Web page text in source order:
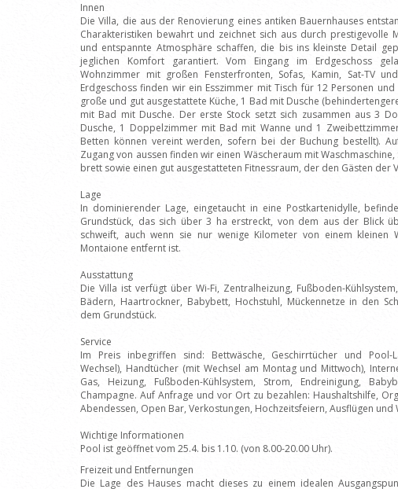
Innen
Die Villa, die aus der Renovierung eines antiken Bauernhauses
Charakteristiken bewahrt und zeichnet sich aus durch prestigevolle
und entspannte Atmosphäre schaffen, die bis ins kleinste Detail
jeglichen Komfort garantiert. Vom Eingang im Erdgeschoss
Wohnzimmer mit großen Fensterfronten, Sofas, Kamin, Sat-TV
Erdgeschoss finden wir ein Esszimmer mit Tisch für 12 Personen
große und gut ausgestattete Küche, 1 Bad mit Dusche
mit Bad mit Dusche. Der erste Stock setzt sich zusammen aus 3
Dusche, 1 Doppelzimmer mit Bad mit Wanne und 1
Betten können vereint werden, sofern bei der Buchung bestellt).
Zugang von aussen finden wir einen Wäscheraum mit
brett sowie einen gut ausgestatteten Fitnessraum, der den Gästen der
Lage
In dominierender Lage, eingetaucht in eine Postkartenidylle,
Grundstück, das sich über 3 ha erstreckt, von dem aus der Blick
schweift, auch wenn sie nur wenige Kilometer von einem kleinen
Montaione entfernt ist.
Ausstattung
Die Villa ist verfügt über Wi-Fi, Zentralheizung, Fußboden-
Bädern, Haartrockner, Babybett, Hochstuhl, Mückennetze in den
dem Grundstück.
Service
Im Preis inbegriffen sind: Bettwäsche, Geschirrtücher und Pool-
Wechsel), Handtücher (mit Wechsel am Montag und Mittwoch),
Gas, Heizung, Fußboden-Kühlsystem, Strom, Endreinigung,
Champagne. Auf Anfrage und vor Ort zu bezahlen: Haushaltshilfe,
Abendessen, Open Bar, Verkostungen, Hochzeitsfeiern, Ausflügen und
Wichtige Informationen
Pool ist geöffnet vom 25.4. bis 1.10. (von 8.00-20.00 Uhr).
Freizeit und Entfernungen
Die Lage des Hauses macht dieses zu einem idealen